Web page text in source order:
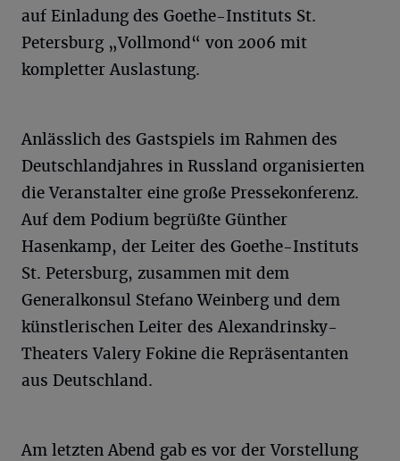
auf Einladung des Goethe-Instituts St.
Petersburg „Vollmond“ von 2006 mit
kompletter Auslastung.
Anlässlich des Gastspiels im Rahmen des
Deutschlandjahres in Russland organisierten
die Veranstalter eine große Pressekonferenz.
Auf dem Podium begrüßte Günther
Hasenkamp, der Leiter des Goethe-Instituts
St. Petersburg, zusammen mit dem
Generalkonsul Stefano Weinberg und dem
künstlerischen Leiter des Alexandrinsky-
Theaters Valery Fokine die Repräsentanten
aus Deutschland.
Am letzten Abend gab es vor der Vorstellung